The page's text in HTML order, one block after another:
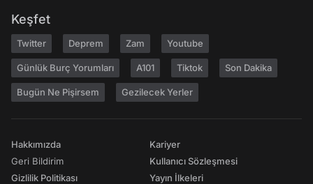
Keşfet
Twitter Deprem Zam Youtube
Günlük Burç Yorumları A101 Tiktok Son Dakika
Bugün Ne Pişirsem Gezilecek Yerler
Hakkımızda
Geri Bildirim
Gizlilik Politikası
Kariyer
Kullanıcı Sözleşmesi
Yayın İlkeleri